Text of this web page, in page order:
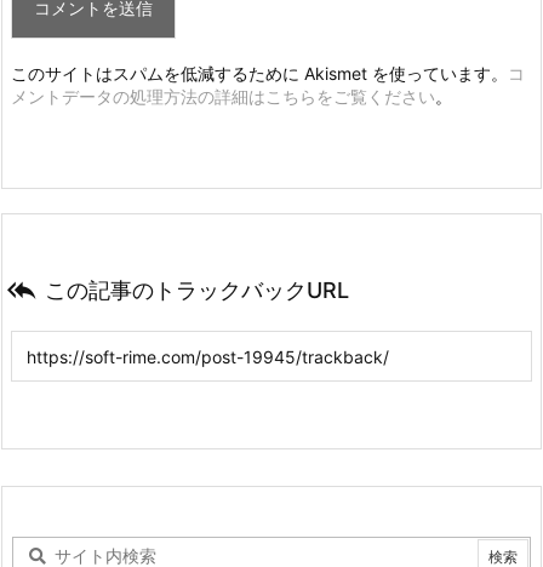
の
解
消
7.
ク
ト
の
2.
消
このサイトはスパムを低減するために Akismet を使っています。
コ
メントデータの処理方法の詳細はこちらをご覧ください。
 この記事のトラックバックURL